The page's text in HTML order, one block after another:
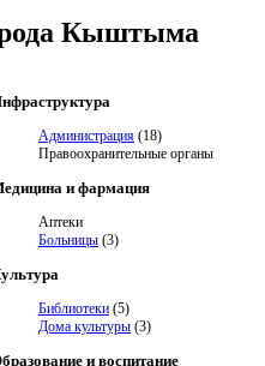
Кыштыма
Администрация (18)
Правоохранительные органы
и фармация
Аптеки
Больницы (3)
Библиотеки (5)
Дома культуры (3)
и воспитание